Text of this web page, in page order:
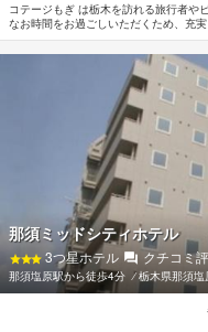
コテージもぎ は栃木を訪れる旅行者や
なお時間をお過ごしいただくため、充
設も是非ご利用ください。 客室はお客
す。エアコン, 暖房, 電話, 液晶テレビ/
の宿泊施設ではさまざまなレクリエー
ロフェッショナルな姿勢でコテージも
那須ミッドシティホテル
3つ星ホテル クチコミ
那須塩原駅から徒歩4分 ⁄栃木県那須塩